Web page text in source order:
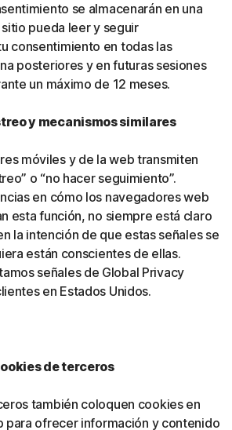
se almacenarán en una
pueda leer y seguir
consentimiento en todas las
posteriores y en futuras sesiones
un máximo de 12 meses.
y mecanismos similares
móviles y de la web transmiten
o “no hacer seguimiento”.
en cómo los navegadores web
esta función, no siempre está claro
la intención de que estas señales se
están conscientes de ellas.
señales de Global Privacy
en Estados Unidos.
de terceros
también coloquen cookies en
para ofrecer información y contenido